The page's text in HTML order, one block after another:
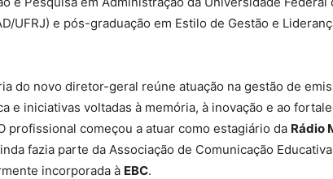
UFRJ) e pós-graduação em Estilo de Gestão e
do novo diretor-geral reúne atuação na gestão de
e iniciativas voltadas à memória, à inovação e ao
profissional começou a atuar como estagiário da Rádio
fazia parte da Associação de Comunicação
incorporada à EBC.